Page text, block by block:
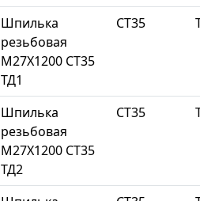
Шпилька
резьбовая
М27Х1200 СТ35
ТД1
СТ35
Шпилька
резьбовая
М27Х1200 СТ35
ТД2
СТ35